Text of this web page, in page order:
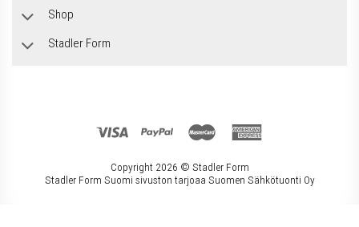
Shop
Stadler Form
Copyright 2026 © Stadler Form
Stadler Form Suomi sivuston tarjoaa Suomen Sähkötuonti Oy